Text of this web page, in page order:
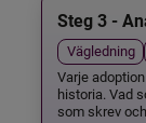
Steg 3 -
Vägledning
Varje
historia. Vad
som skrev